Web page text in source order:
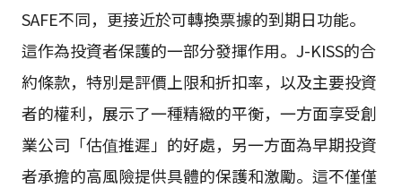
SAFE不同，更接近於可轉換票據的到期日功能。
這作為投資者保護的一部分發揮作用。J-KISS的合
約條款，特別是評價上限和折扣率，以及主要投資
者的權利，展示了一種精緻的平衡，一方面享受創
業公司「估值推遲」的好處，另一方面為早期投資
者承擔的高風險提供具體的保護和激勵。這不僅僅